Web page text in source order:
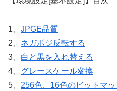
1、 JPGE品質
2、 ネガポジ反転する
3、 白と黒を入れ替える
4、 グレースケール変換
5、 256色、16色のビットマ